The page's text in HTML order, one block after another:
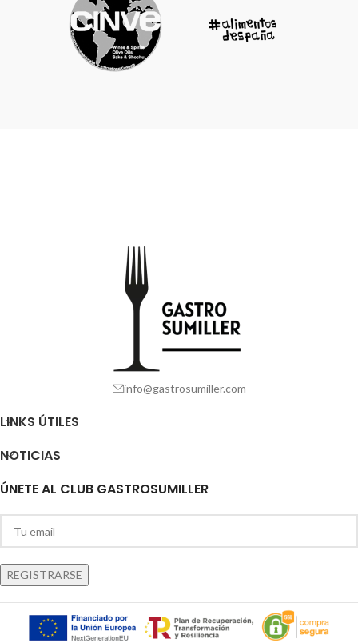
info@gastrosumiller.com
LINKS ÚTILES
NOTICIAS
ÚNETE AL CLUB GASTROSUMILLER